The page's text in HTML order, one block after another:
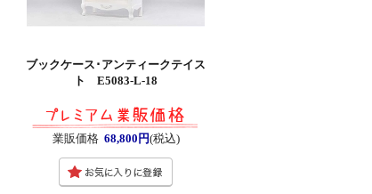
ブックケース･アンティークテイス
ト E5083-L-18
業販価格 68,800円(税込)